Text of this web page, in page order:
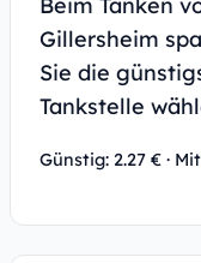
Gillersheim
Sie die
Tankstelle
Günstig: 2.27 € ·